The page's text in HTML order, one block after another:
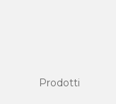
Prodotti